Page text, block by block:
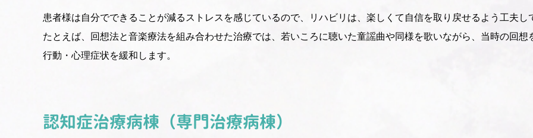
患者様は自分でできることが減るストレスを感じているので、リハビリは、楽しくて自信を取り戻せるよう工夫し
たとえば、回想法と音楽療法を組み合わせた治療では、若いころに聴いた童謡曲や同様を歌いながら、当時の回
行動・心理症状を緩和します。
認知症治療病棟（専門治療病棟）